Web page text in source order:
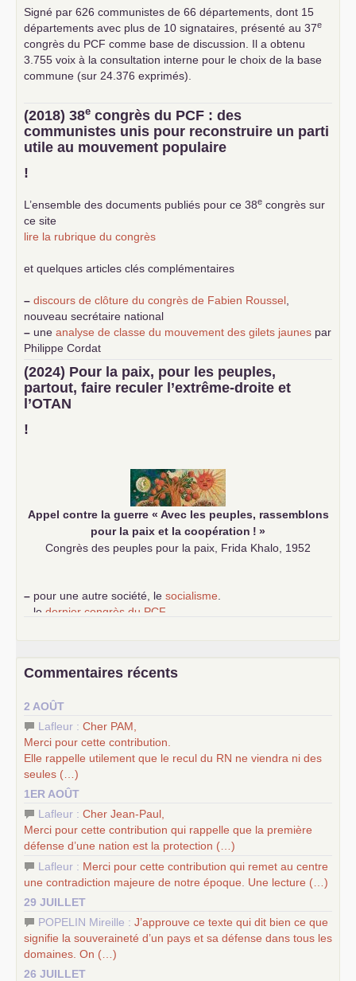
Signé par 626 communistes de 66 départements, dont 15
départements avec plus de 10 signataires, présenté au 37e
congrès du PCF comme base de discussion. Il a obtenu
3.755 voix à la consultation interne pour le choix de la base
commune (sur 24.376 exprimés).
(2018) 38e congrès du PCF : des
communistes unis pour reconstruire un parti
utile au mouvement populaire
!
L’ensemble des documents publiés pour ce 38e congrès sur
ce site
lire la rubrique du congrès
et quelques articles clés complémentaires
– discours de clôture du congrès de Fabien Roussel
nouveau secrétaire national
– une analyse de classe du mouvement des gilets jaunes par
Philippe Cordat
–
un texte de Jean-Claude Delaunay
le marxisme est la
science sociale de notre temps
–un appel proposé aux partis communistes et ouvrier
d’Europe
–
(2024) Pour la paix, pour les peuples,
partout, faire reculer l’extrême-droite et
l’OTAN
!
Appel contre la guerre « Avec les peuples, rassemblons
pour la paix et la coopération ! »
Congrès des peuples pour la paix, Frida Khalo, 1952
– pour une autre société, le socialisme
le dernier congrès du PCF
science sociale de notre temps
d’Europe
–lescinq chantiers pour contribuer au débat sur le projet
communiste
Commentaires récents
2 AOÛT
Lafleur : Cher PAM
Merci pour cette contribution.
Elle rappelle utilement que le recul du RN ne viendra ni des
seules (…)
1ER AOÛT
Lafleur : Cher Jean-Paul,
Merci pour cette contribution qui rappelle que la première
défense d’une nation est la protection (…)
Lafleur : Merci pour cette contribution qui remet au centre
une contradiction majeure de notre époque. Une lecture (…)
29 JUILLET
POPELIN Mireille : J’approuve ce texte qui dit bien ce que
signifie la souveraineté d’un pays et sa défense dans tous les
domaines. On (…)
26 JUILLET